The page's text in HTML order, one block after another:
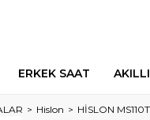
ERKEK SAAT
Hislon HİSLON